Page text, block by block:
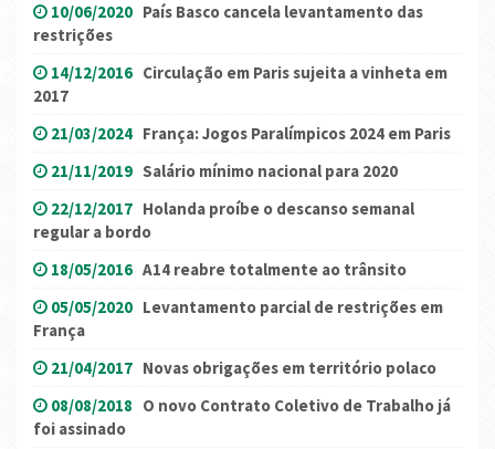
10/06/2020 País Basco cancela levantamento das
restrições
14/12/2016 Circulação em Paris sujeita a vinheta em
2017
21/03/2024 França: Jogos Paralímpicos 2024 em Paris
21/11/2019 Salário mínimo nacional para 2020
22/12/2017 Holanda proíbe o descanso semanal
regular a bordo
18/05/2016 A14 reabre totalmente ao trânsito
05/05/2020 Levantamento parcial de restrições em
França
21/04/2017 Novas obrigações em território polaco
08/08/2018 O novo Contrato Coletivo de Trabalho já
foi assinado